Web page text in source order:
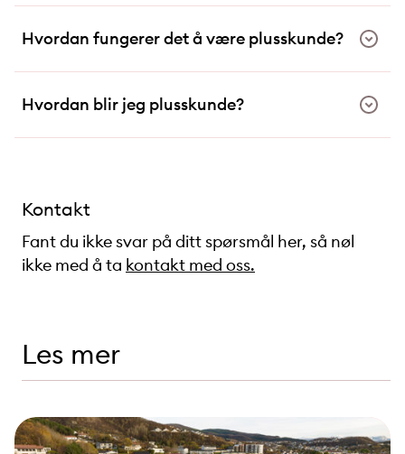
Hvordan fungerer det å være plusskunde?
Hvordan blir jeg plusskunde?
Kontakt
Fant du ikke svar på ditt spørsmål her, så nøl
ikke med å ta kontakt med oss.
Les mer